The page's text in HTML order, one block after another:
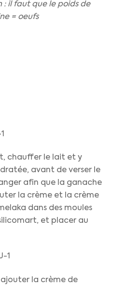
: il faut que le poids de
= oeufs
chauffer le lait et y
avant de verser le
afin que la ganache
la crème et la crème
dans des moules
et placer au
1
ajouter la crème de